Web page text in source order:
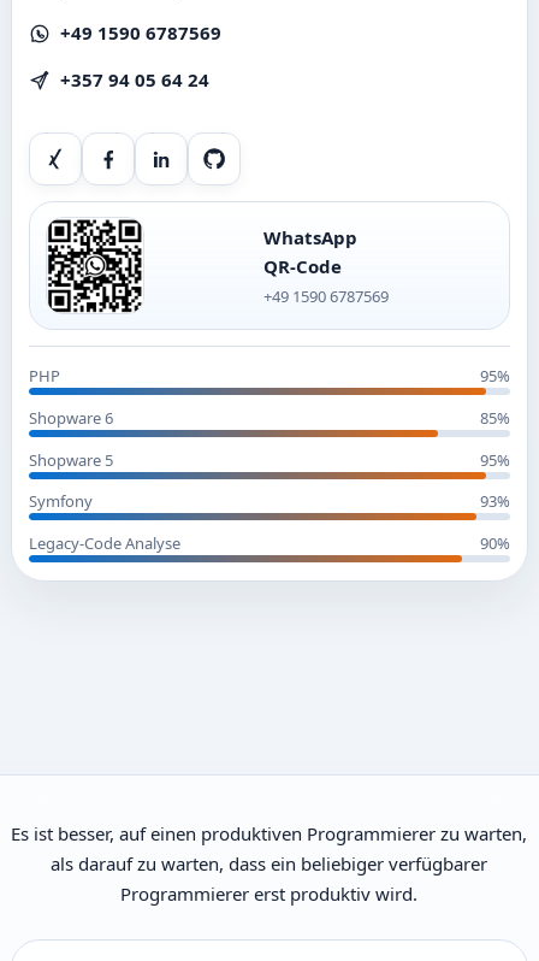
+49 1590 6787569
+357 94 05 64 24
Xing FacebookLinkedInGitHub
WhatsApp
QR-Code
+49 1590 6787569
PHP
95%
Shopware 6
85%
Shopware 5
95%
Symfony
93%
Legacy-Code Analyse
90%
Es ist besser, auf einen produktiven Programmierer zu warten,
als darauf zu warten, dass ein beliebiger verfügbarer
Programmierer erst produktiv wird.